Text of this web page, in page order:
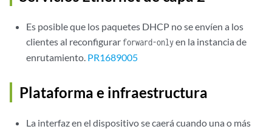
Es posible que los paquetes DHCP no se envíen a los
clientes al reconfigurar forward-onlyen la instancia de
enrutamiento. PR1689005
Plataforma e infraestructura
La interfaz en el dispositivo se caerá cuando una o más